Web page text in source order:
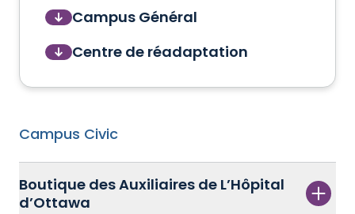
Campus Général
Centre de réadaptation
Campus Civic
Boutique des Auxiliaires de L’Hôpital
d’Ottawa